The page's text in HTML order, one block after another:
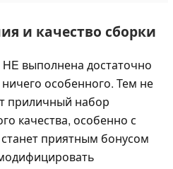
и качество сборки
HE выполнена достаточно
особенного. Тем не
приличный набор
качества, особенно с
приятным бонусом